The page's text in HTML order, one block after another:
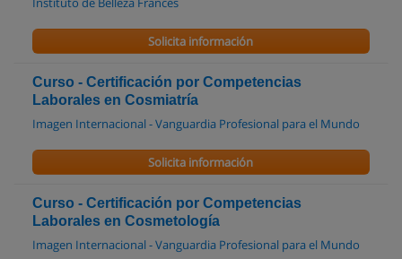
Solicita información
Curso - Certificación por Competencias
Laborales en Cosmiatría
Imagen Internacional - Vanguardia Profesional para el Mundo
Solicita información
Curso - Certificación por Competencias
Laborales en Cosmetología
Imagen Internacional - Vanguardia Profesional para el Mundo